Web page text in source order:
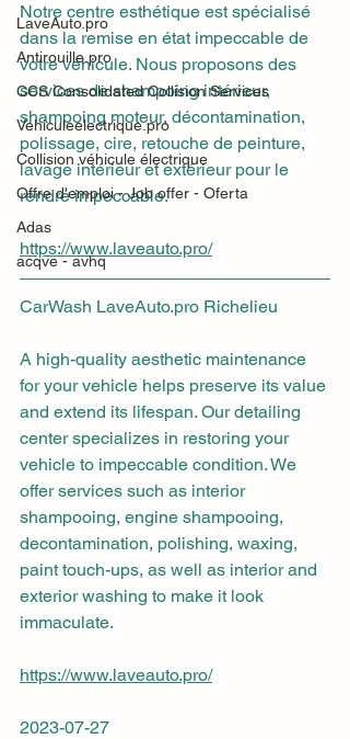
LaveAuto.pro
Antirouille.pro
CCS Consolidated Collision Services
Vehiculeelectrique.pro
Collision véhicule électrique
Offre d'emploi - Job offer - Oferta
Adas
acqve - avhq
Notre centre esthétique est spécialisé
dans la remise en état impeccable de
votre véhicule. Nous proposons des
services de shampoing intérieur,
shampoing moteur, décontamination,
polissage, cire, retouche de peinture,
lavage intérieur et extérieur pour le
rendre impeccable.
https://www.laveauto.pro/
CarWash LaveAuto.pro Richelieu
A high-quality aesthetic maintenance
for your vehicle helps preserve its value
and extend its lifespan. Our detailing
center specializes in restoring your
vehicle to impeccable condition. We
offer services such as interior
shampooing, engine shampooing,
decontamination, polishing, waxing,
paint touch-ups, as well as interior and
exterior washing to make it look
immaculate.
https://www.laveauto.pro/
2023-07-27